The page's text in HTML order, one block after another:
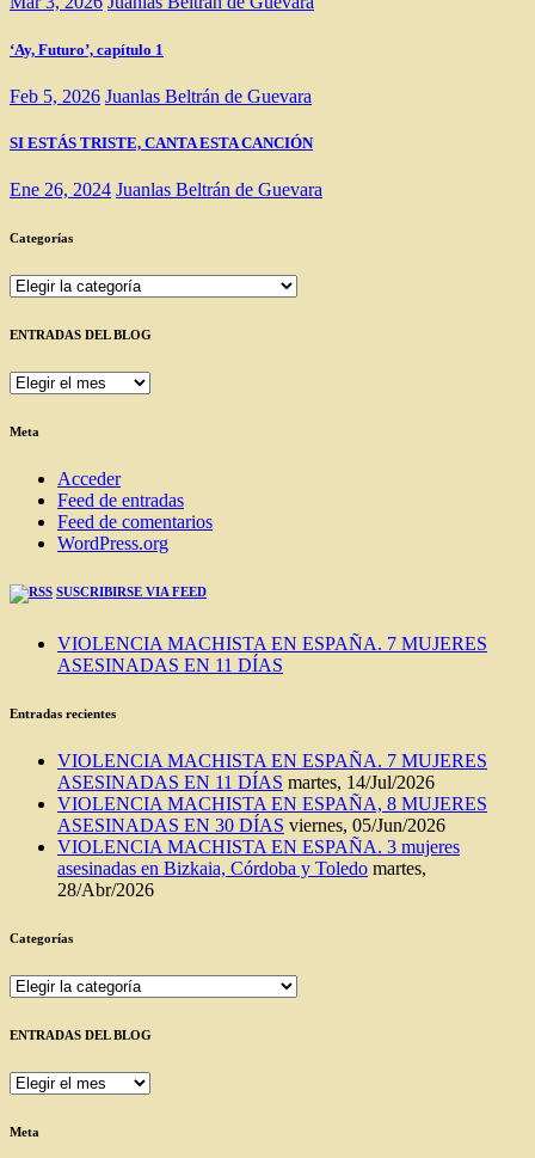
‘Ay, Futuro’, capítulo 1
Feb 5, 2026 Juanlas Beltrán de Guevara
SI ESTÁS TRISTE, CANTA ESTA CANCIÓN
Ene 26, 2024 Juanlas Beltrán de Guevara
Categorías
Categorías
ENTRADAS DEL BLOG
ENTRADAS
BLOG
Meta
Acceder
Feed de entradas
Feed de comentarios
WordPress.org
SUSCRIBIRSE VIA FEED
VIOLENCIA MACHISTA EN ESPAÑA. 7 MUJERES
ASESINADAS EN 11 DÍAS
Entradas recientes
VIOLENCIA MACHISTA EN ESPAÑA. 7 MUJERES
ASESINADAS EN 11 DÍAS martes, 14/Jul/2026
VIOLENCIA MACHISTA EN ESPAÑA, 8 MUJERES
ASESINADAS EN 30 DÍAS viernes, 05/Jun/2026
VIOLENCIA MACHISTA EN ESPAÑA. 3 mujeres
asesinadas en Bizkaia, Córdoba y Toledo martes,
28/Abr/2026
Categorías
Categorías
ENTRADAS DEL BLOG
ENTRADAS
BLOG
Meta